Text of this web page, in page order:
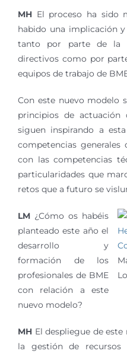
MH El proceso ha sido
habido una implicación
tanto por parte de la
directivos como por
equipos de trabajo de
Con este nuevo modelo
principios de
siguen inspirando a
competencias generales
con las competencias
particularidades que
retos que a futuro se
LM ¿Cómo os habéis
planteado este año el
desarrollo y
formación de los
profesionales de BME
con relación a este
nuevo modelo?
MH El despliegue de
la gestión de recursos